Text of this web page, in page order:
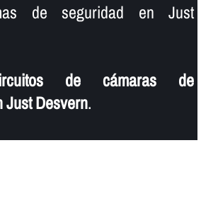
de seguridad en Just
de cámaras de
Desvern.